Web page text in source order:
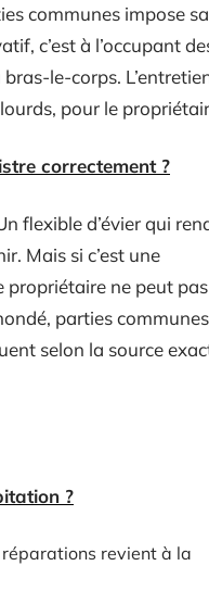
communes impose sa
c’est à l’occupant
le-corps.
pour le
correctement ?
flexible d’évier qui
Mais si c’est une
propriétaire ne peut pas
parties communes
selon la source
?
réparations revient à la